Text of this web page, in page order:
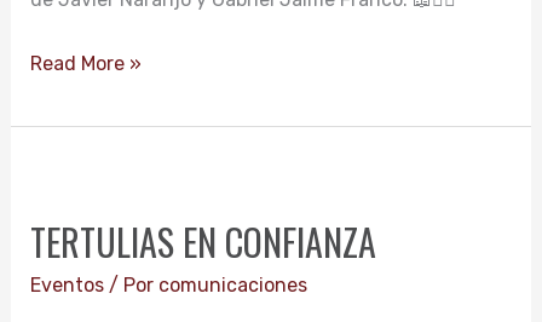
Read More »
TERTULIAS EN CONFIANZA
Eventos/ Por comunicaciones
CONFIANZA